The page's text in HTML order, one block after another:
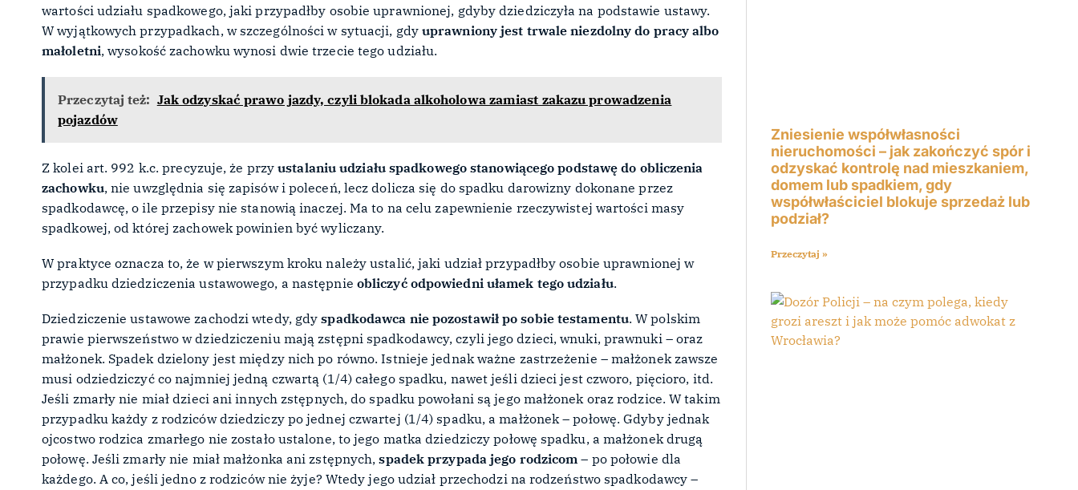
wartości udziału spadkowego, jaki przypadłby osobie uprawnionej, gdyby dziedziczyła na podstawie ustawy.
W wyjątkowych przypadkach, w szczególności w sytuacji, gdy uprawniony jest trwale niezdolny do pracy albo
małoletni, wysokość zachowku wynosi dwie trzecie tego udziału.
Przeczytaj też: Jak odzyskać prawo jazdy, czyli blokada alkoholowa zamiast zakazu prowadzenia
pojazdów
Z kolei art. 992 k.c. precyzuje, że przyustalaniu udziału spadkowego stanowiącego podstawę do obliczenia
zachowku, nie uwzględnia się zapisów i poleceń, lecz dolicza się do spadku darowizny dokonane przez
spadkodawcę, o ile przepisy nie stanowią inaczej. Ma to na celu zapewnienie rzeczywistej wartości masy
spadkowej, od której zachowek powinien być wyliczany.
W praktyce oznacza to, że w pierwszym kroku należy ustalić, jaki udział przypadłby osobie uprawnionej w
przypadku dziedziczenia ustawowego, a następnie obliczyć odpowiedni ułamek tego udziału.
Dziedziczenie ustawowe zachodzi wtedy, gdyspadkodawca nie pozostawił po sobie testamentu. W polskim
prawie pierwszeństwo w dziedziczeniu mają zstępni spadkodawcy, czyli jego dzieci, wnuki, prawnuki – oraz
małżonek. Spadek dzielony jest między nich po równo. Istnieje jednak ważne zastrzeżenie – małżonek zawsze
musi odziedziczyć co najmniej jedną czwartą (1/4) całego spadku, nawet jeśli dzieci jest czworo, pięcioro, itd.
Jeśli zmarły nie miał dzieci ani innych zstępnych, do spadku powołani są jego małżonek oraz rodzice. W takim
przypadku każdy z rodziców dziedziczy po jednej czwartej (1/4) spadku, a małżonek – połowę. Gdyby jednak
ojcostwo rodzica zmarłego nie zostało ustalone, to jego matka dziedziczy połowę spadku, a małżonek drugą
połowę. Jeśli zmarły nie miał małżonka ani zstępnych,spadek przypada jego rodzicom – po połowie dla
każdego. A co, jeśli jedno z rodziców nie żyje? Wtedy jego udział przechodzi na rodzeństwo spadkodawcy –
Zniesienie współwłasności
nieruchomości – jak zakończyć spór i
odzyskać kontrolę nad mieszkaniem,
domem lub spadkiem, gdy
współwłaściciel blokuje sprzedaż lub
podział?
Przeczytaj »